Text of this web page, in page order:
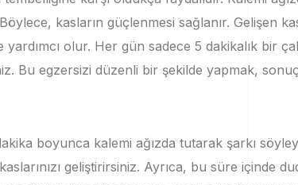
Böylece, kasların güçlenmesi sağlanır. Gelişen
yardımcı olur. Her gün sadece 5 dakikalık bir
Bu egzersizi düzenli bir şekilde yapmak, sonuç
boyunca kalemi ağızda tutarak şarkı
geliştirirsiniz. Ayrıca, bu süre içinde